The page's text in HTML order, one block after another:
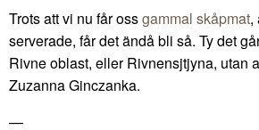
Trots att vi nu får ossgammal skåpmat,
serverade, får det ändå bli så. Ty det
Rivne oblast, eller Rivnensjtjyna, utan
Zuzanna Ginczanka.
—